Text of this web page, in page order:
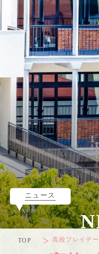
TOP 高校プレイデー
ニュース